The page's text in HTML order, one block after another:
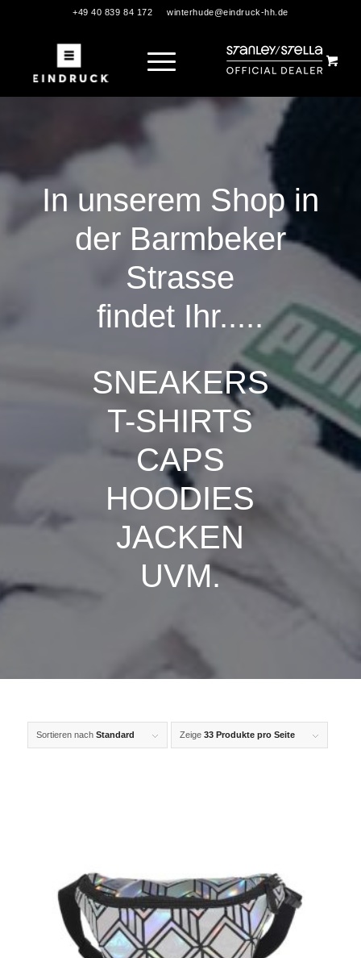
+49 40 839 84 172 winterhude@eindruck-hh.de
In unserem Shop in
der Barmbeker
Strasse
findet Ihr.....
SNEAKERS
T-SHIRTS
CAPS
HOODIES
JACKEN
UVM.
Sortieren nach Standard Zeige 33 Produkte pro Seite